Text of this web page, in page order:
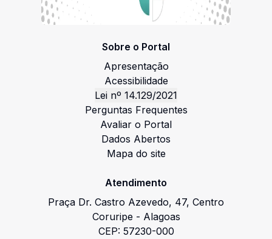
PNAB.pdf
Anexo III - Formulario-de-inscricao-edital-tcc-
pontos-de-cultura- PNAB.pdf
Sobre o Portal
Apresentação
Acessibilidade
Lei nº 14.129/2021
Perguntas Frequentes
Avaliar o Portal
Dados Abertos
Mapa do site
Atendimento
Praça Dr. Castro Azevedo, 47, Centro
Coruripe- Alagoas
CEP: 57230-000